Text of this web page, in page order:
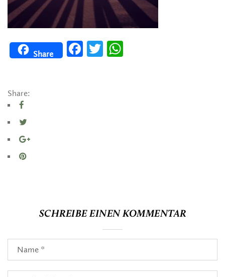
Share
FacebookTwitter
Share:
SCHREIBE EINEN KOMMENTAR